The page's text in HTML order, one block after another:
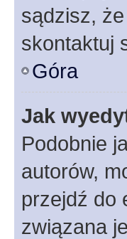
sądzisz,
skontaktuj
Góra
Jak
Podobnie
autorów,
przejdź do
związana